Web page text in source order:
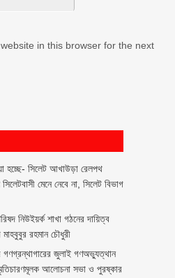
in this browser for the next
হচ্ছে- সিলেট আখাউড়া রেলপথ
মেনে নেবে না, সিলেট বিভাগ
নিউইয়র্ক শাখা গঠনের দায়িত্ব
রহমান চৌধুরী
গণগ্রন্থাগারের জুলাই গণঅভ্যুত্থান
আলোচনা সভা ও পুরষ্কার